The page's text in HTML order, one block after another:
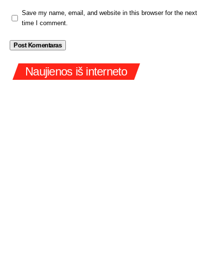
Save my name, email, and website in this browser for the next
time I comment.
Naujienos iš interneto